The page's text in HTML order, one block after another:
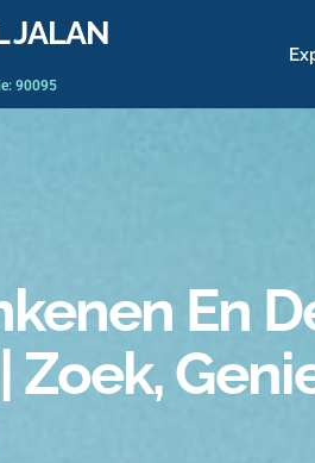
JALAN
90095
En
Zoek,